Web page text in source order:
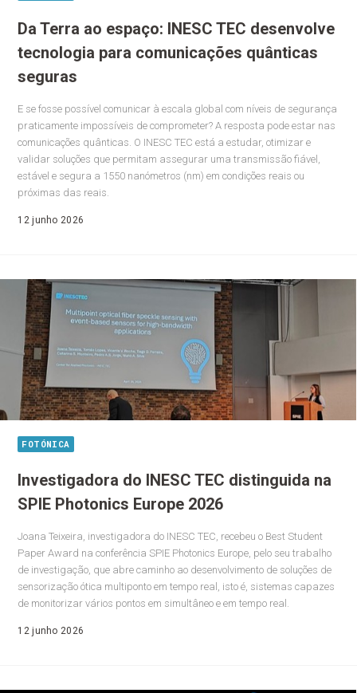
Da Terra ao espaço: INESC TEC desenvolve
tecnologia para comunicações quânticas
seguras
E se fosse possível comunicar à escala global com níveis de segurança
praticamente impossíveis de comprometer? A resposta pode estar nas
comunicações quânticas. O INESC TEC está a estudar, otimizar e
validar soluções que permitam assegurar uma transmissão fiável,
estável e segura a 1550 nanómetros (nm) em condições reais ou
próximas das reais.
12 junho 2026
FOTÓNICA
Investigadora do INESC TEC distinguida na
SPIE Photonics Europe 2026
Joana Teixeira, investigadora do INESC TEC, recebeu o Best Student
Paper Award na conferência SPIE Photonics Europe, pelo seu trabalho
de investigação, que abre caminho ao desenvolvimento de soluções de
sensorização ótica multiponto em tempo real, isto é, sistemas capazes
de monitorizar vários pontos em simultâneo e em tempo real.
12 junho 2026